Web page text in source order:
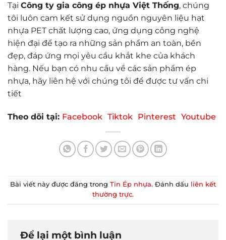
Tại Công ty gia công ép nhựa Việt Thống, chúng
tôi luôn cam kết sử dụng nguồn nguyên liệu hạt
nhựa PET chất lượng cao, ứng dụng công nghệ
hiện đại để tạo ra những sản phẩm an toàn, bền
đẹp, đáp ứng mọi yêu cầu khắt khe của khách
hàng. Nếu bạn có nhu cầu về các sản phẩm ép
nhựa, hãy liên hệ với chúng tôi để được tư vấn chi
tiết
Theo dõi tại: Facebook Tiktok Pinterest Youtube
Bài viết này được đăng trong Tin Ép nhựa. Đánh dấu liên kết
thường trực.
Để lại một bình luận